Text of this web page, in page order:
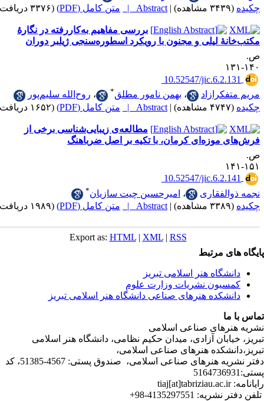
|
Abstract | متن کامل (PDF) (۳۳۷۶ دریافت)
بررسی مفاهیم به‌کاررفته در نگارۀ
لیلی و مجنون با رویکرد اسطوره‌سنجی ژیلبر دوران
10.52547/
، بهمن نامور مطلق ،روح‌الله سلیم‌پور
|
Abstract | متن کامل (PDF) (۱۶۵۲ دریافت)
مطالعه‌ی زیبایی‌شناسی برخی از
کرمان، با تکیه بر اصل ضرباهنگ
10.52547/
،امیرحسین چیت سازیان
|
Abstract | متن کامل (PDF) (۱۹۸۹ دریافت)
Export as:HTML|XML
مرتبط
هنر اسلامی تبریز
نشریات وزارت علوم
هنرهای صناعی دانشگاه هنر اسلامی تبریز
صناعی اسلامی
آزادی، میدان حکیم نظامی، دانشگاه هنر اسلامی
هنرهای صناعی اسلامی،
دفتر نشریه هنرهای صناعی اسلامی، صندوق پستی: 4567-51385، کد
نشریه:4135297551-98+